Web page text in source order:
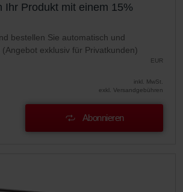
Ihr Produkt mit einem 15%
bestellen Sie automatisch und
exklusiv für Privatkunden)
EUR
inkl. MwSt.
exkl. Versandgebühren
Abonnieren